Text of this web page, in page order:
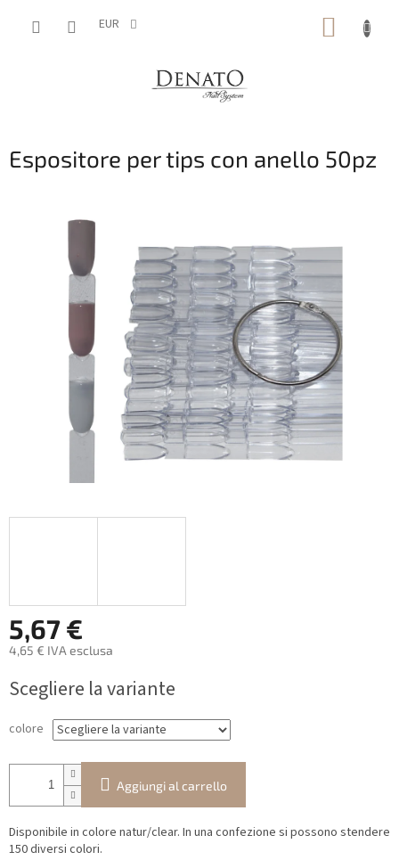
EUR
Espositore per tips con anello 50pz
5,67 €
4,65 € IVA esclusa
della
Scegliere la variante
colore
Aggiungi al carrello
Disponibile in colore natur/clear. In una confezione si possono stendere
150 diversi colori.